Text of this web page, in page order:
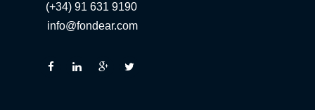
(+34) 91 631 9190
info@fondear.com